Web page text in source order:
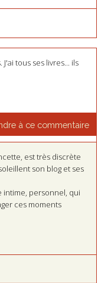
tous ses livres... ils
à ce commentaire
est très discrète
son blog et ses
intime, personnel, qui
ces moments